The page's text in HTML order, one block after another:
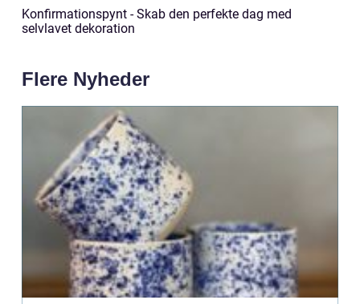
Konfirmationspynt - Skab den perfekte dag med
selvlavet dekoration
Flere Nyheder